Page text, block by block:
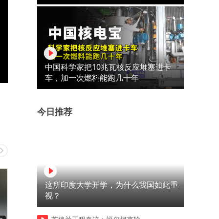
中国科学家把10兆瓦核反应堆塞进卡
车，加一次燃料能跑几十年
今日推荐
这所印度大学开学，为什么我国如此重
视？